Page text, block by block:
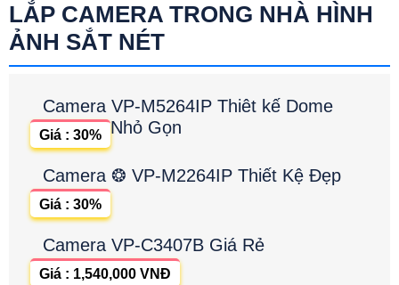
LẮP CAMERA TRONG NHÀ HÌNH
ẢNH SẮT NÉT
Camera VP-M5264IP Thiêt kế Dome
Nhỏ Gọn
Giá : 30%
Camera ❂ VP-M2264IP Thiết Kệ Đẹp
Giá : 30%
Camera VP-C3407B Giá Rẻ
Giá : 1,540,000 VNĐ